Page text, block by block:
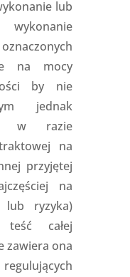
lub
na mocy
by nie
jednak
w razie
na
przyjętej
na
lub ryzyka)
teść całej
zawiera ona